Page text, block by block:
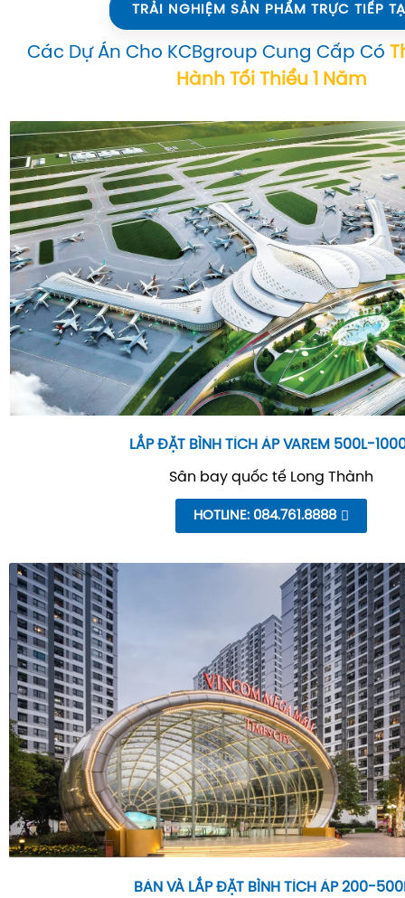
TRẢI NGHIỆM SẢN PHẨM TRỰC TIẾP
Các Dự Án Cho KCBgroup Cung Cấp Có
Hành Tối Thiểu 1 Năm
LẮP ĐẶT BÌNH TÍCH ÁP VAREM 500L-
Sân bay quốc tế Long Thành
HOTLINE: 084.761.8888
BÁN VÀ LẮP ĐẶT BÌNH TÍCH ÁP 200-